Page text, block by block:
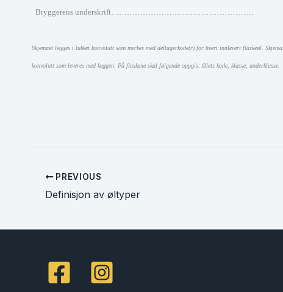
Bryggerens underskrift………………………………………………
Skjemaet legges i lukket konvolutt som merkes med deltagerkode(r) for hvert innlevert flaskeøl.
konvolutt som leveres med keggen. På flaskene skal følgende oppgis: Ølets kode, klasse, underklasse.
PREVIOUS
Definisjon av øltyper